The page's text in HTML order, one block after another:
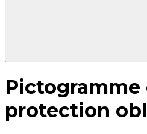
Pictogramme
protection